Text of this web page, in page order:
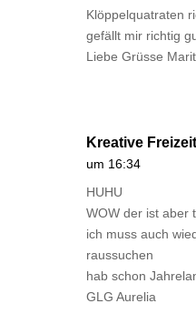
Klöppelquatraten
gefällt mir richtig
Liebe Grüsse
Kreative
um 16:34
HUHU
WOW der ist aber
ich muss auch
raussuchen
hab schon
GLG Aurelia